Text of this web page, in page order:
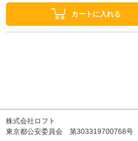
カートに入れる
株式会社ロフト
東京都公安委員会 第303319700768号